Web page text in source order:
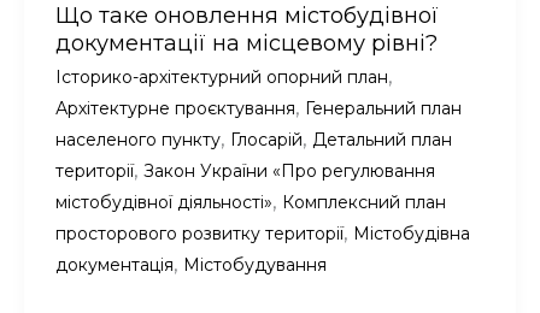
Що таке оновлення містобудівної
документації на місцевому рівні?
Історико-архітектурний опорний план,
Архітектурне проєктування, Генеральний план
населеного пункту, Глосарій, Детальний план
території, Закон України «Про регулювання
містобудівної діяльності», Комплексний план
просторового розвитку території, Містобудівна
документація, Містобудування